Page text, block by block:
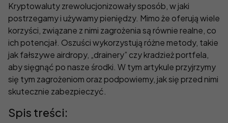
Kryptowaluty zrewolucjonizowały sposób, w jaki
postrzegamy i używamy pieniędzy. Mimo że oferują wiele
korzyści, związane z nimi zagrożenia są równie realne, co
ich potencjał. Oszuści wykorzystują różne metody, takie
jak fałszywe airdropy, „drainery” czy kradzież portfela,
aby sięgnąć po nasze środki. W tym artykule przyjrzymy
się tym zagrożeniom oraz podpowiemy, jak się przed nimi
skutecznie zabezpieczyć.
Spis treści: